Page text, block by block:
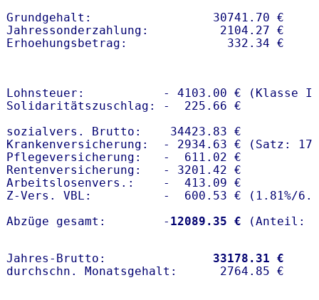
Grundgehalt:                 30741.70 €
Jahressonderzahlung:          2104.27 €
Lohnsteuer:           - 4103.00 € (Klasse I)
Solidaritätszuschlag: -  225.66 €
sozialvers. Brutto:    34423.83 €
Krankenversicherung:  - 2934.63 € (Satz:
Pflegeversicherung:   -  611.02 €
Rentenversicherung:   - 3201.42 €
Arbeitslosenvers.:    -  413.09 €
Z-Vers. VBL:          -  600.53 € ( 1.81%/
Abzüge gesamt:        - 12089.35 €
Jahres-Brutto: 33178.31 €